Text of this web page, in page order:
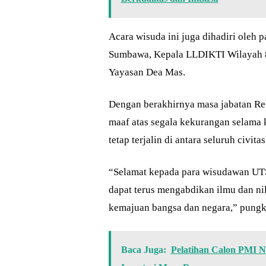
Acara wisuda ini juga dihadiri oleh
Sumbawa, Kepala LLDIKTI Wilayah
Yayasan Dea Mas.
Dengan berakhirnya masa jabatan
maaf atas segala kekurangan
tetap terjalin di antara seluruh
“Selamat kepada para wisudawan
dapat terus mengabdikan ilmu dan
kemajuan bangsa dan negara,”
Baca Juga: Pelatihan Calon PMI